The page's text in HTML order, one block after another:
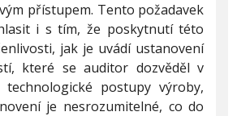
přístupem. Tento požadavek
i s tím, že poskytnutí této
jak je uvádí ustanovení
které se auditor dozvěděl v
postupy výroby,
je nesrozumitelné, co do